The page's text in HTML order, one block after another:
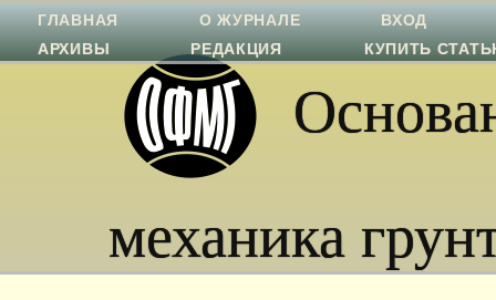
механика
ГЛАВНАЯ О ЖУРНАЛЕ
ВХОД
АРХИВЫ
РЕДАКЦИЯ КУПИТЬ